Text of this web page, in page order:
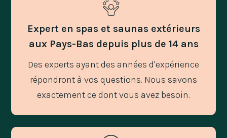
Expert en spas et saunas extérieurs
aux Pays-Bas depuis plus de 14 ans
Des experts ayant des années d'expérience
répondront à vos questions. Nous savons
exactement ce dont vous avez besoin.